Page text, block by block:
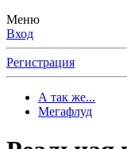
Меню
Вход
Регистрация
А так же...
Мегафлуд